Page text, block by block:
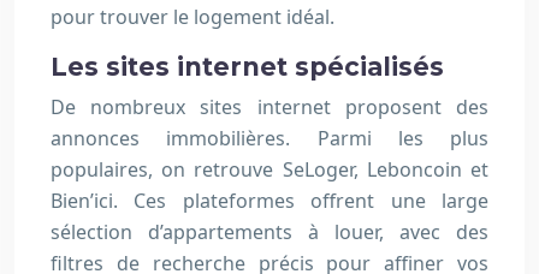
pour trouver le logement idéal.
Les sites internet spécialisés
De nombreux sites internet proposent des
annonces immobilières. Parmi les plus
populaires, on retrouve SeLoger, Leboncoin et
Bien’ici. Ces plateformes offrent une large
sélection d’appartements à louer, avec des
filtres de recherche précis pour affiner vos